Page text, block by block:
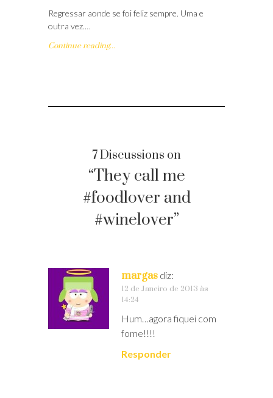
Regressar aonde se foi feliz sempre. Uma e
outra vez.…
Continue reading...
7 Discussions on
“They call me
#foodlover and
#winelover”
margas diz:
12 de Janeiro de 2013 às
14:24
Hum…agora fiquei com
fome!!!!
Responder